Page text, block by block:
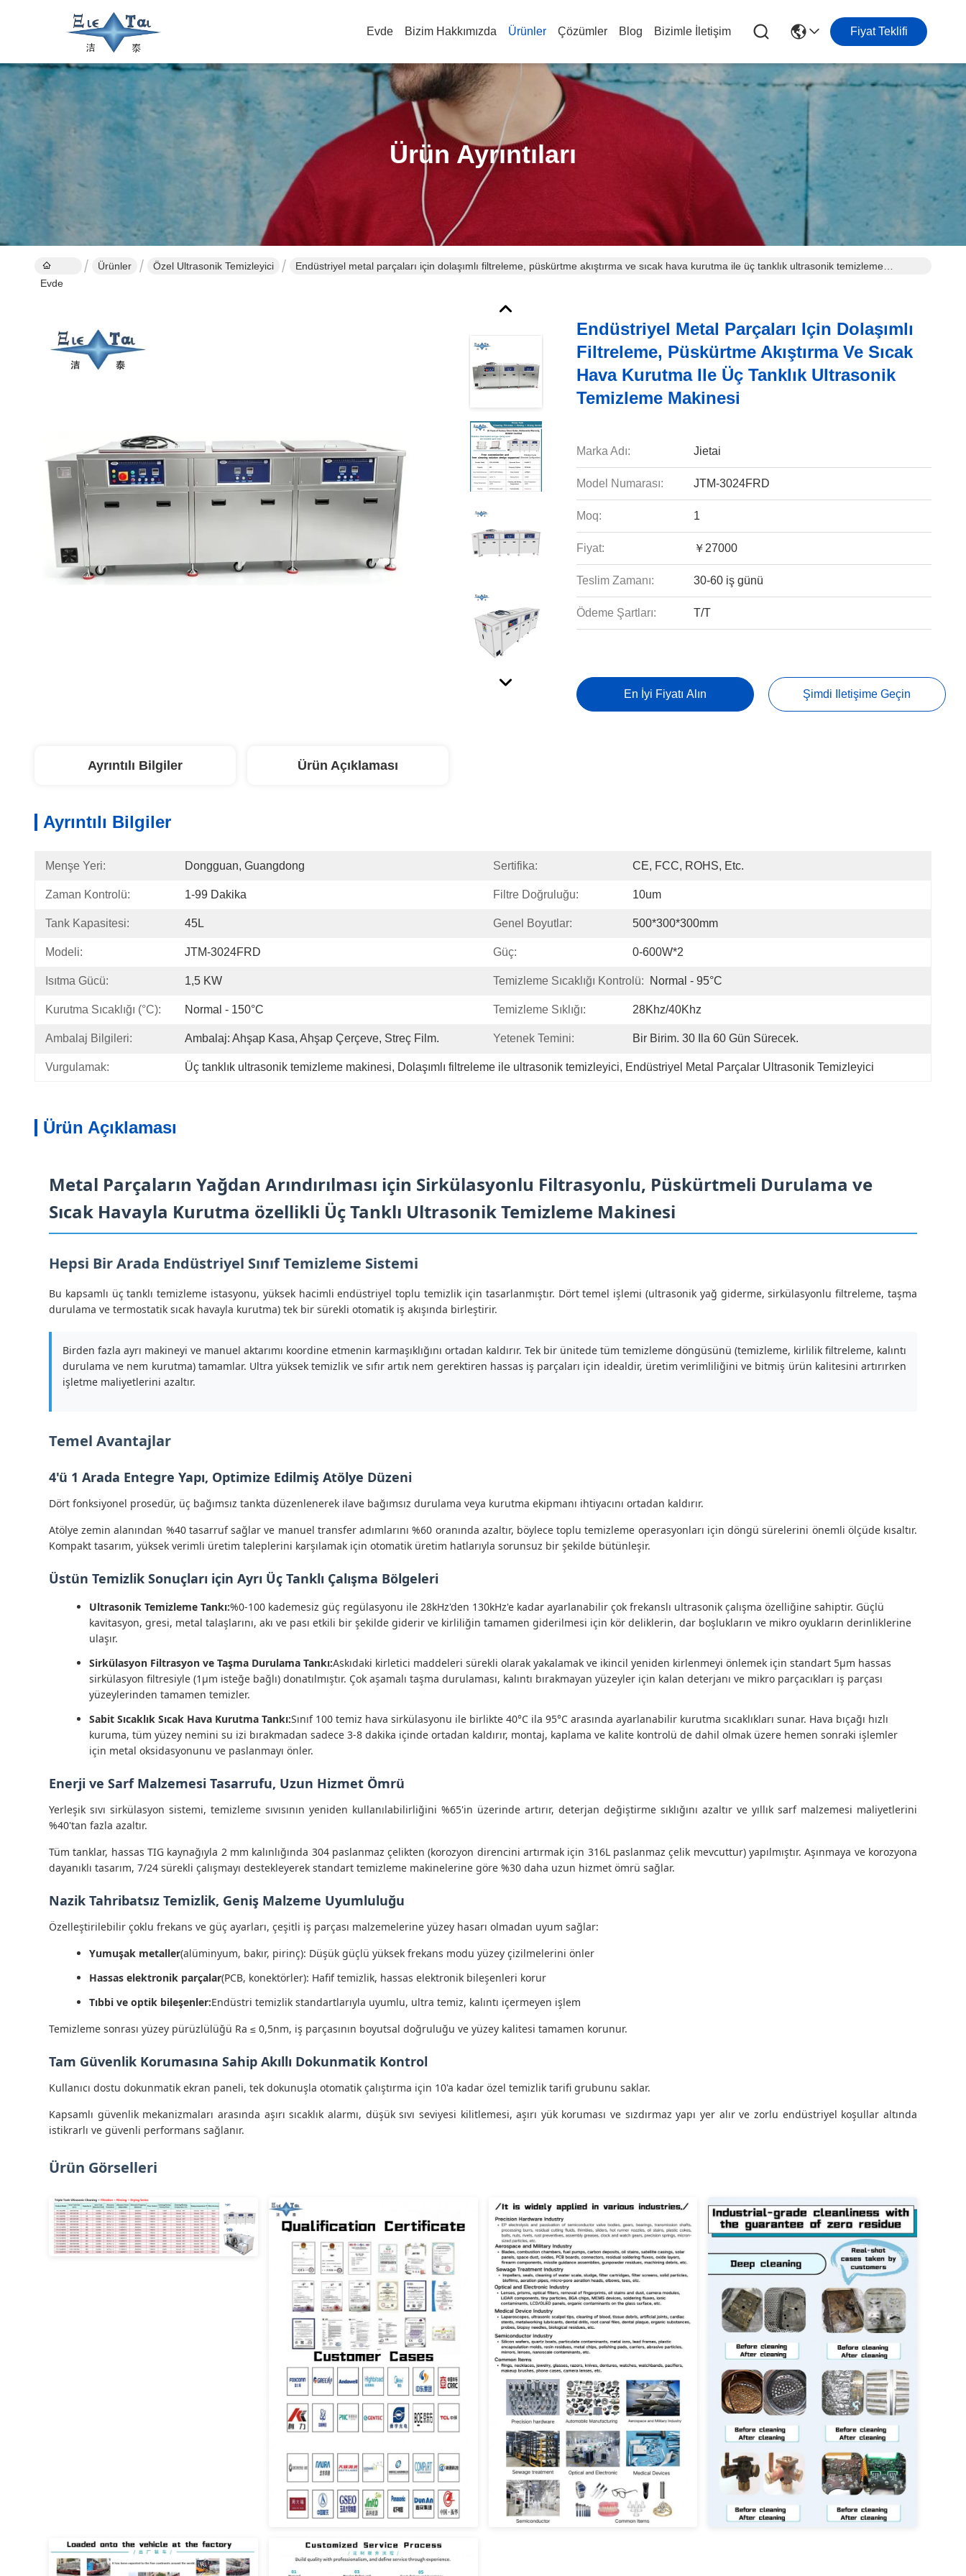
Evde Bizim Hakkımızda Ürünler Çözümler Blog Bizimle İletişim Fiyat Teklifi
Ürün Ayrıntıları
Evde
Ürünler Özel Ultrasonik Temizleyici
Endüstriyel metal parçaları için dolaşımlı filtreleme, püskürtme akıştırma ve sıcak hava kurutma ile üç tanklık ultrasonik temizleme
Endüstriyel Metal Parçaları Için Dolaşımlı
Filtreleme, Püskürtme Akıştırma Ve Sıcak
Hava Kurutma Ile Üç Tanklık Ultrasonik
Temizleme Makinesi
Marka Adı: Jietai
Model Numarası: JTM-3024FRD
Moq: 1
Fiyat: ￥27000
Teslim Zamanı: 30-60 iş günü
Ödeme Şartları: T/T
En İyi Fiyatı Alın Şimdi Iletişime Geçin
Ayrıntılı Bilgiler Ürün Açıklaması
Ayrıntılı Bilgiler
Menşe Yeri: Dongguan, Guangdong Sertifika: CE, FCC, ROHS, Etc.
Zaman Kontrolü: 1-99 Dakika Filtre Doğruluğu: 10um
Tank Kapasitesi: 45L Genel Boyutlar: 500*300*300mm
Modeli: JTM-3024FRD Güç: 0-600W*2
Isıtma Gücü: 1,5 KW Temizleme Sıcaklığı Kontrolü: Normal - 95°C
Kurutma Sıcaklığı (°C): Normal - 150°C Temizleme Sıklığı: 28Khz/40Khz
Ambalaj Bilgileri: Ambalaj: Ahşap Kasa, Ahşap Çerçeve, Streç Film. Yetenek Temini: Bir Birim. 30 Ila 60 Gün Sürecek.
Vurgulamak: Üç tanklık ultrasonik temizleme makinesi, Dolaşımlı filtreleme ile ultrasonik temizleyici, Endüstriyel Metal Parçalar Ultrasonik Temizleyici
Ürün Açıklaması
Metal Parçaların Yağdan Arındırılması için Sirkülasyonlu Filtrasyonlu, Püskürtmeli Durulama ve
Sıcak Havayla Kurutma özellikli Üç Tanklı Ultrasonik Temizleme Makinesi
Hepsi Bir Arada Endüstriyel Sınıf Temizleme Sistemi
Bu kapsamlı üç tanklı temizleme istasyonu, yüksek hacimli endüstriyel toplu temizlik için tasarlanmıştır. Dört temel işlemi (ultrasonik yağ giderme, sirkülasyonlu filtreleme, taşma
durulama ve termostatik sıcak havayla kurutma) tek bir sürekli otomatik iş akışında birleştirir.
Birden fazla ayrı makineyi ve manuel aktarımı koordine etmenin karmaşıklığını ortadan kaldırır. Tek bir ünitede tüm temizleme döngüsünü (temizleme, kirlilik filtreleme, kalıntı
durulama ve nem kurutma) tamamlar. Ultra yüksek temizlik ve sıfır artık nem gerektiren hassas iş parçaları için idealdir, üretim verimliliğini ve bitmiş ürün kalitesini artırırken
işletme maliyetlerini azaltır.
Temel Avantajlar
4'ü 1 Arada Entegre Yapı, Optimize Edilmiş Atölye Düzeni
Dört fonksiyonel prosedür, üç bağımsız tankta düzenlenerek ilave bağımsız durulama veya kurutma ekipmanı ihtiyacını ortadan kaldırır.
Atölye zemin alanından %40 tasarruf sağlar ve manuel transfer adımlarını %60 oranında azaltır, böylece toplu temizleme operasyonları için döngü sürelerini önemli ölçüde kısaltır.
Kompakt tasarım, yüksek verimli üretim taleplerini karşılamak için otomatik üretim hatlarıyla sorunsuz bir şekilde bütünleşir.
Üstün Temizlik Sonuçları için Ayrı Üç Tanklı Çalışma Bölgeleri
Ultrasonik Temizleme Tankı:%0-100 kademesiz güç regülasyonu ile 28kHz'den 130kHz'e kadar ayarlanabilir çok frekanslı ultrasonik çalışma özelliğine sahiptir. Güçlü
kavitasyon, gresi, metal talaşlarını, akı ve pası etkili bir şekilde giderir ve kirliliğin tamamen giderilmesi için kör deliklerin, dar boşlukların ve mikro oyukların derinliklerine
ulaşır.
Sirkülasyon Filtrasyon ve Taşma Durulama Tankı:Askıdaki kirletici maddeleri sürekli olarak yakalamak ve ikincil yeniden kirlenmeyi önlemek için standart 5μm hassas
sirkülasyon filtresiyle (1μm isteğe bağlı) donatılmıştır. Çok aşamalı taşma durulaması, kalıntı bırakmayan yüzeyler için kalan deterjanı ve mikro parçacıkları iş parçası
yüzeylerinden tamamen temizler.
Sabit Sıcaklık Sıcak Hava Kurutma Tankı:Sınıf 100 temiz hava sirkülasyonu ile birlikte 40°C ila 95°C arasında ayarlanabilir kurutma sıcaklıkları sunar. Hava bıçağı hızlı
kuruma, tüm yüzey nemini su izi bırakmadan sadece 3-8 dakika içinde ortadan kaldırır, montaj, kaplama ve kalite kontrolü de dahil olmak üzere hemen sonraki işlemler
için metal oksidasyonunu ve paslanmayı önler.
Enerji ve Sarf Malzemesi Tasarrufu, Uzun Hizmet Ömrü
Yerleşik sıvı sirkülasyon sistemi, temizleme sıvısının yeniden kullanılabilirliğini %65'in üzerinde artırır, deterjan değiştirme sıklığını azaltır ve yıllık sarf malzemesi maliyetlerini
%40'tan fazla azaltır.
Tüm tanklar, hassas TIG kaynağıyla 2 mm kalınlığında 304 paslanmaz çelikten (korozyon direncini artırmak için 316L paslanmaz çelik mevcuttur) yapılmıştır. Aşınmaya ve korozyona
dayanıklı tasarım, 7/24 sürekli çalışmayı destekleyerek standart temizleme makinelerine göre %30 daha uzun hizmet ömrü sağlar.
Nazik Tahribatsız Temizlik, Geniş Malzeme Uyumluluğu
Özelleştirilebilir çoklu frekans ve güç ayarları, çeşitli iş parçası malzemelerine yüzey hasarı olmadan uyum sağlar:
Yumuşak metaller(alüminyum, bakır, pirinç): Düşük güçlü yüksek frekans modu yüzey çizilmelerini önler
Hassas elektronik parçalar(PCB, konektörler): Hafif temizlik, hassas elektronik bileşenleri korur
Tıbbi ve optik bileşenler:Endüstri temizlik standartlarıyla uyumlu, ultra temiz, kalıntı içermeyen işlem
Temizleme sonrası yüzey pürüzlülüğü Ra ≤ 0,5nm, iş parçasının boyutsal doğruluğu ve yüzey kalitesi tamamen korunur.
Tam Güvenlik Korumasına Sahip Akıllı Dokunmatik Kontrol
Kullanıcı dostu dokunmatik ekran paneli, tek dokunuşla otomatik çalıştırma için 10'a kadar özel temizlik tarifi grubunu saklar.
Kapsamlı güvenlik mekanizmaları arasında aşırı sıcaklık alarmı, düşük sıvı seviyesi kilitlemesi, aşırı yük koruması ve sızdırmaz yapı yer alır ve zorlu endüstriyel koşullar altında
istikrarlı ve güvenli performans sağlanır.
Ürün Görselleri